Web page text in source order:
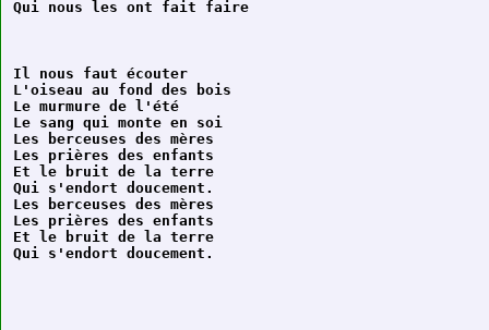
Il nous faut écouter
L'oiseau au fond des bois
Le murmure de l'été
Le sang qui monte en soi
Les berceuses des mères
Les prières des enfants
Et le bruit de la terre
Qui s'endort doucement.
Les berceuses des mères
Les prières des enfants
Et le bruit de la terre